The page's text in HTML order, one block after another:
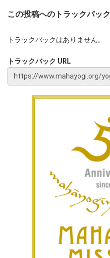
この投稿へのトラックバック
トラックバックはありません。
トラックバック URL